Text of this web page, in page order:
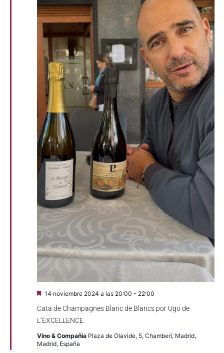
Cata de Champagnes Blanc de Blancs por Ugo de
L’EXCELLENCE
Destacado
14 noviembre 2024 a las 20:00 - 22:00
Vino & Compañia Plaza de Olavide, 5, Chamberí, Madrid,
Madrid, España